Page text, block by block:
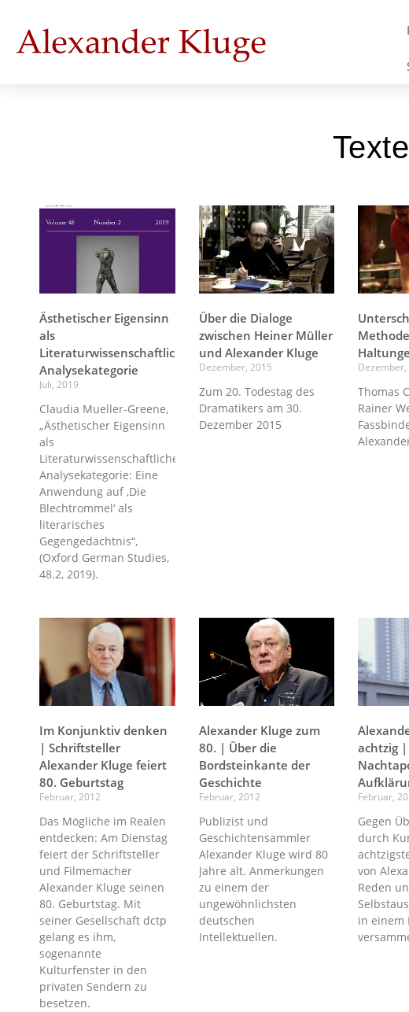
Ästhetischer Eigensinn
als
Literaturwissenschaftliche
Analysekategorie
Juli, 2019
Claudia Mueller-Greene,
„Ästhetischer Eigensinn
als
Literaturwissenschaftliche
Analysekategorie: Eine
Anwendung auf ‚Die
Blechtrommel‘ als
literarisches
Gegengedächtnis“,
(Oxford German Studies,
48.2, 2019).
Über die Dialoge
zwischen Heiner Müller
und Alexander Kluge
Dezember, 2015
Zum 20. Todestag des
Dramatikers am 30.
Dezember 2015
Dezember,
Thomas
Rainer
Im Konjunktiv denken
| Schriftsteller
Alexander Kluge feiert
80. Geburtstag
Februar, 2012
Das Mögliche im Realen
entdecken: Am Dienstag
feiert der Schriftsteller
und Filmemacher
Alexander Kluge seinen
80. Geburtstag. Mit
seiner Gesellschaft dctp
gelang es ihm,
sogenannte
Kulturfenster in den
privaten Sendern zu
besetzen.
Alexander Kluge zum
80. | Über die
Bordsteinkante der
Geschichte
Februar, 2012
Publizist und
Geschichtensammler
Alexander Kluge wird 80
Jahre alt. Anmerkungen
zu einem der
ungewöhnlichsten
deutschen
Intellektuellen.
achtzig |
Februar,
Gegen
durch
von
Reden
in einem